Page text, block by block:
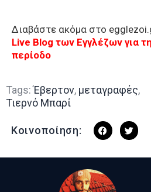
Διαβάστε ακόμα στο
Live Blog των Εγγλέζων για
περίοδο
Tags: Έβερτον, μεταγραφές,
Τιερνό Μπαρί
Κοινοποίηση: